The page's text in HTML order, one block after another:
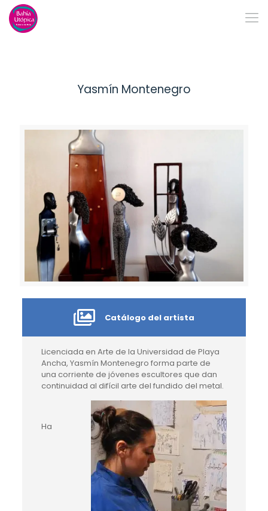
Yasmín Montenegro
Catálogo del artista
Licenciada en Arte de la Universidad de Playa
Ancha, Yasmín Montenegro forma parte de
una corriente de jóvenes escultores que dan
continuidad al difícil arte del fundido del metal.
Ha